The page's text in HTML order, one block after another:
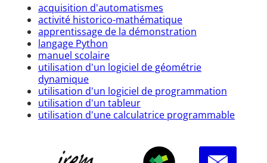
acquisition d'automatismes
activité historico-mathématique
apprentissage de la démonstration
langage Python
manuel scolaire
utilisation d'un logiciel de géométrie
dynamique
utilisation d'un logiciel de programmation
utilisation d'un tableur
utilisation d'une calculatrice programmable